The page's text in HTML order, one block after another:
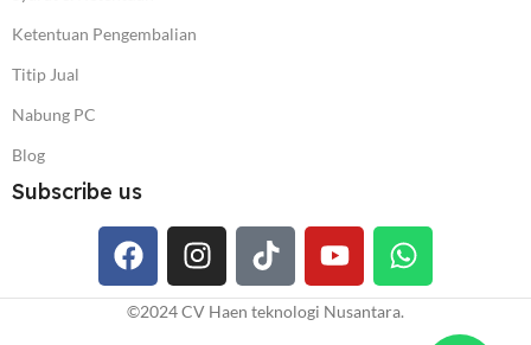
Ketentuan Pengembalian
Titip Jual
Nabung PC
Blog
Subscribe us
©️2024 CV Haen teknologi Nusantara.